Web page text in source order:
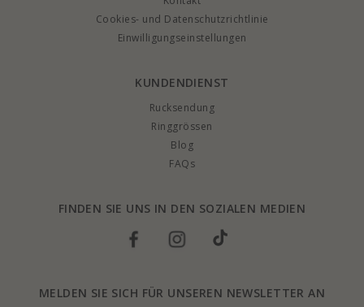
Cookies- und Datenschutzrichtlinie
Einwilligungseinstellungen
KUNDENDIENST
Rucksendung
Ringgrössen
Blog
FAQs
FINDEN SIE UNS IN DEN SOZIALEN MEDIEN
MELDEN SIE SICH FÜR UNSEREN NEWSLETTER AN